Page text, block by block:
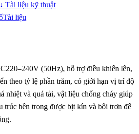
↓ Tài liệu kỹ thuật
Tài liệu
(50Hz), hỗ trợ điều khiển lên,
theo tỷ lệ phần trăm, có giới hạn vị trí độ
nhiệt và quá tải, vật liệu chống cháy giúp
trúc bên trong được bịt kín và bôi trơn để